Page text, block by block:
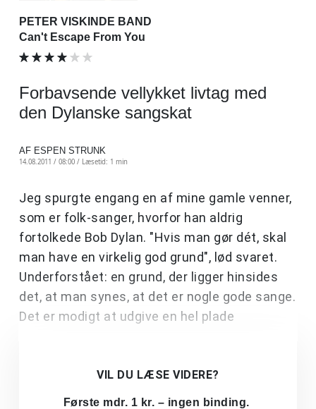
PETER VISKINDE BAND
Can't Escape From You
Forbavsende vellykket livtag med
den Dylanske sangskat
AF ESPEN STRUNK
14.08.2011 / 08:00 / Læsetid: 1 min
Jeg spurgte engang en af mine gamle venner,
som er folk-sanger, hvorfor han aldrig
fortolkede Bob Dylan. "Hvis man gør dét, skal
man have en virkelig god grund", lød svaret.
Underforstået: en grund, der ligger hinsides
det, at man synes, at det er nogle gode sange.
Det er modigt at udgive en hel plade
VIL DU LÆSE VIDERE?
Første mdr. 1 kr. – ingen binding.